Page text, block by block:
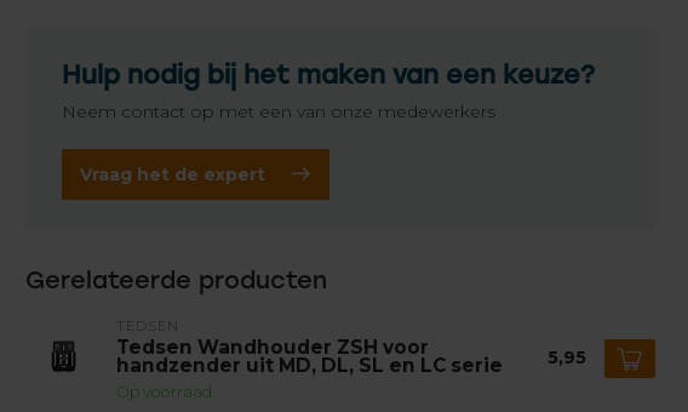
Hulp nodig bij het maken van een keuze?
Neem contact op met een van onze medewerkers
Vraag het de expert
Gerelateerde producten
TEDSEN
Tedsen Wandhouder ZSH voor
handzender uit MD, DL, SL en LC serie
Op voorraad
5,95